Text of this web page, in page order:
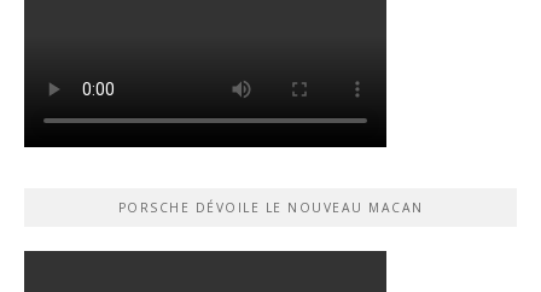
PORSCHE DÉVOILE LE NOUVEAU MACAN